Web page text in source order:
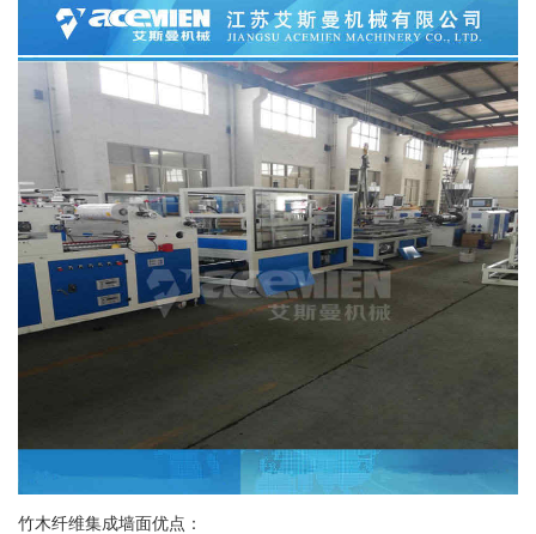
竹木纤维集成墙面优点：